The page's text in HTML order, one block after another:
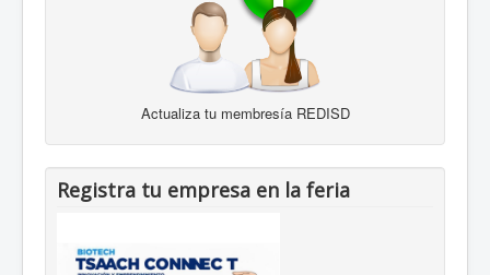
Actualiza tu membresía REDISD
Registra tu empresa en la feria